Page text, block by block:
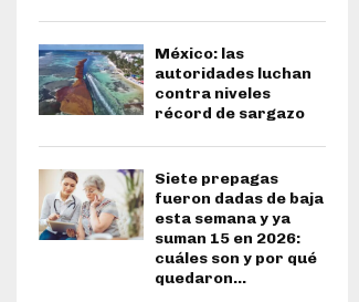
México: las
autoridades luchan
contra niveles
récord de sargazo
Siete prepagas
fueron dadas de baja
esta semana y ya
suman 15 en 2026:
cuáles son y por qué
quedaron...